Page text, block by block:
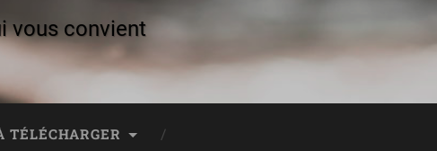
vous convient
TÉLÉCHARGER